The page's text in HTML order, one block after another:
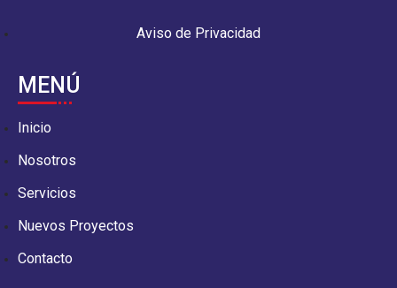
Aviso de Privacidad
MENÚ
Inicio
Nosotros
Servicios
Nuevos Proyectos
Contacto